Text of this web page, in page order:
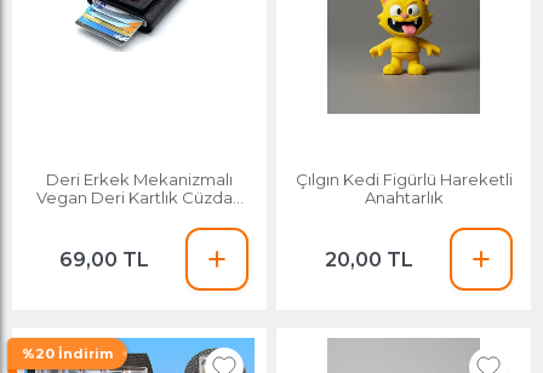
Deri Erkek Mekanizmalı
Vegan Deri Kartlık Cüzdan
69,00 TL
Çılgın Kedi Figürlü Hareketli
Anahtarlık
20,00 TL
%20 İndirim